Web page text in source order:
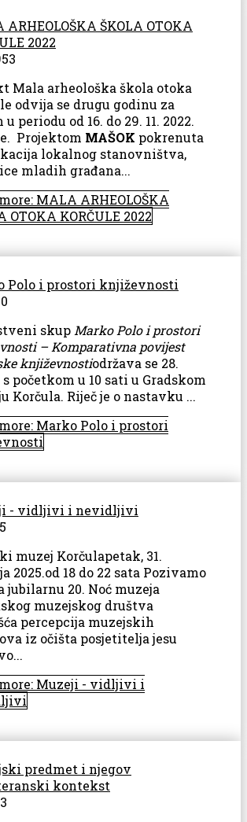
ARHEOLOŠKA ŠKOLA OTOKA
2022
Mala arheološka škola otoka
odvija se drugu godinu za
u periodu od 16. do 29. 11. 2022.
Projektom MAŠOK pokrenuta
lokalnog stanovništva,
mladih građana...
MALA ARHEOLOŠKA
OTOKA KORČULE 2022
Polo i prostori književnosti
skupMarko Polo i prostori
– Komparativna povijest
književnostiodržava se 28.
početkom u 10 sati u Gradskom
Korčula. Riječ je o nastavku ...
Marko Polo i prostori
- vidljivi i nevidljivi
muzej Korčulapetak, 31.
2025.od 18 do 22 sata Pozivamo
jubilarnu 20. Noć muzeja
muzejskog društva
percepcija muzejskih
iz očišta posjetitelja jesu
more: Muzeji - vidljivi i
predmet i njegov
kontekst